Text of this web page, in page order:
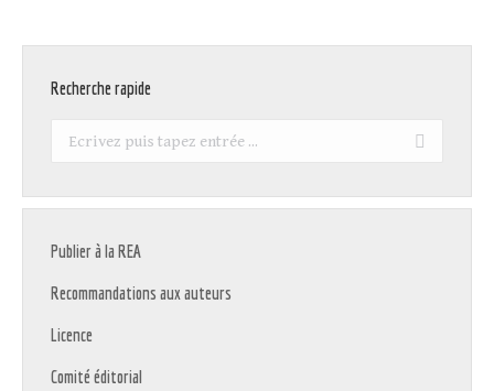
Recherche rapide
Recherche
Publier à la REA
Recommandations aux auteurs
Licence
Comité éditorial